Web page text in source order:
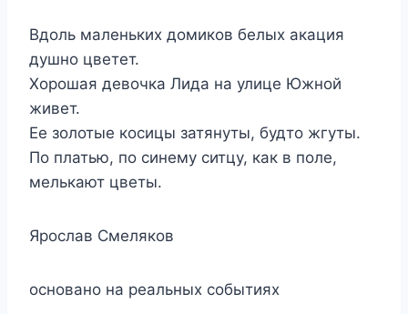
Вдоль маленьких домиков белых акация
душно цветет.
Хорошая девочка Лида на улице Южной
живет.
Ее золотые косицы затянуты, будто жгуты.
По платью, по синему ситцу, как в поле,
мелькают цветы.
Ярослав Смеляков
основано на реальных событиях